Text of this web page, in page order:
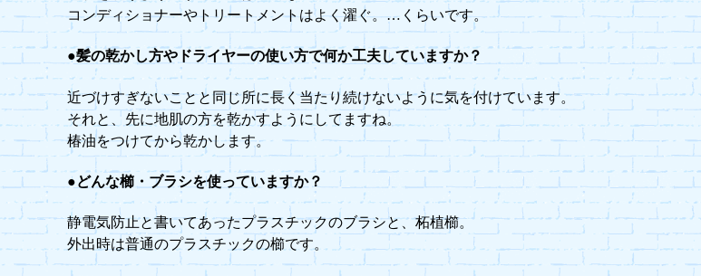
コンディショナーやトリートメントはよく濯ぐ。…くらいです。
●髪の乾かし方やドライヤーの使い方で何か工夫していますか？
近づけすぎないことと同じ所に長く当たり続けないように気を付けています。
それと、先に地肌の方を乾かすようにしてますね。
椿油をつけてから乾かします。
●どんな櫛・ブラシを使っていますか？
静電気防止と書いてあったプラスチックのブラシと、柘植櫛。
外出時は普通のプラスチックの櫛です。